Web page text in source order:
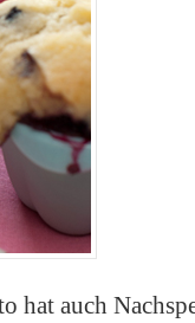
hat auch